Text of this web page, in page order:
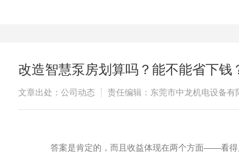
改造智慧泵房划算吗？能不能省下钱
文章出处：公司动态 责任编辑：东莞市中龙机电设备有
答案是肯定的，而且收益体现在两个方面——看得